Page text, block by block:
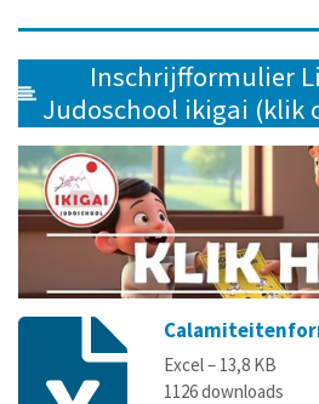
Inschrijfformulier
Judoschool ikigai (klik
Excel – 13,8 KB
1126 downloads